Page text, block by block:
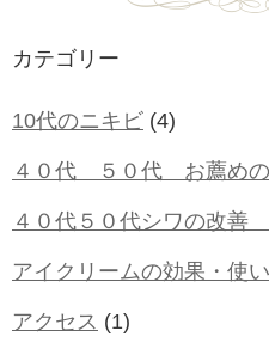
カテゴリー
10代のニキビ (4)
４０代 ５０代 お薦めの
４０代５０代シワの改善
アイクリームの効果・使
アクセス (1)